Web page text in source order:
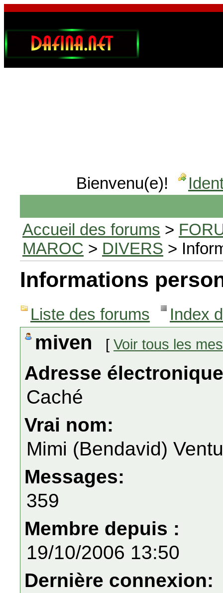
Bienvenu(e)!
Accueil des forums >
MAROC > DIVERS >
Informations
Liste des forums Index
miven [ Voir tous les
Adresse
Caché
Vrai nom:
Mimi (Bendavid)
Messages:
359
Membre depuis :
19/10/2006 13:50
Dernière connexion: